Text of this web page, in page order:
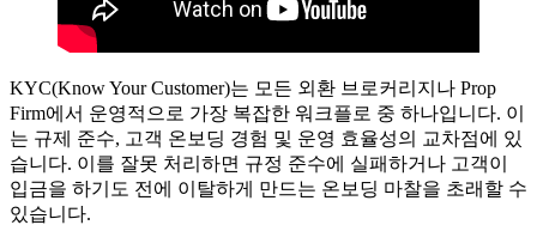
KYC(Know Your Customer)는 모든 외환 브로커리지나 Prop
Firm에서 운영적으로 가장 복잡한 워크플로 중 하나입니다. 이
는 규제 준수, 고객 온보딩 경험 및 운영 효율성의 교차점에 있
습니다. 이를 잘못 처리하면 규정 준수에 실패하거나 고객이
입금을 하기도 전에 이탈하게 만드는 온보딩 마찰을 초래할 수
있습니다.